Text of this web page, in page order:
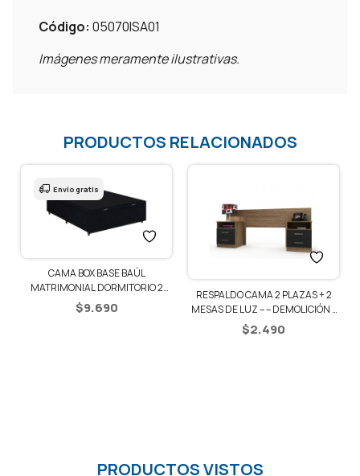
Código: 05070ISA01
Imágenes meramente ilustrativas.
PRODUCTOS RELACIONADOS
CAMA BOX BASE BAÚL
MATRIMONIAL DORMITORIO 2
PLAZAS
$9.690
Envío gratis
RESPALDO CAMA 2 PLAZAS + 2
MESAS DE LUZ – – DEMOLICIÓN /
NEGRO
$2.490
PRODUCTOS VISTOS